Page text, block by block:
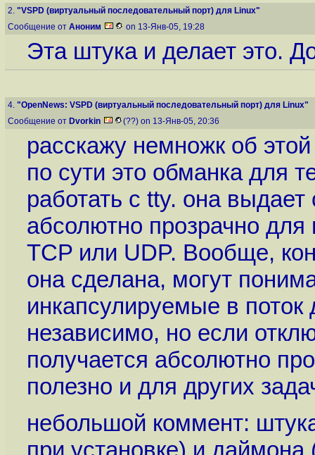
2. "VSPD (виртуальный последовательный порт) для Linux"
Сообщение от Аноним on 13-Янв-05, 19:28
Эта штука и делает это.
4. "OpenNews: VSPD (виртуальный последовательный порт) для Linux"
Сообщение от Dvorkin (??) on 13-Янв-05, 20:36
расскажу немножк об
по сути это обманка для
работать c tty. она
абсолютно прозрачно для
TCP или UDP. Вообще,
она сделана, могут
инкапсулируемые в
независимо, но если
получается абсолютно
полезно и для других
небольшой коммент:
при установке) и